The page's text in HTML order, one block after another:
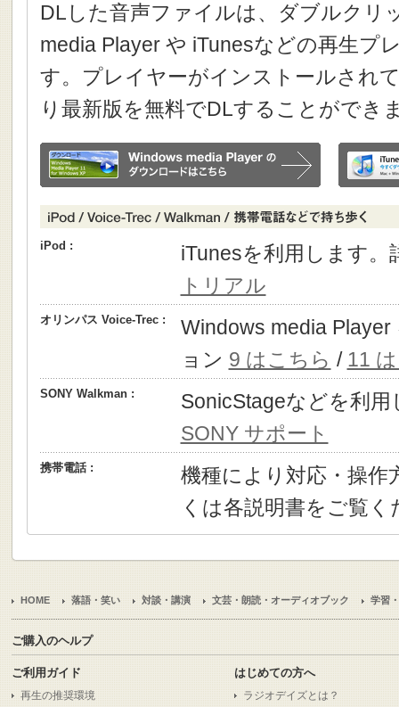
DLした音声ファイルは、ダブルクリ
media Player や iTunesなどの再生プ
す。プレイヤーがインストールされ
り最新版を無料でDLすることができ
iPod :
iTunesを利用します
トリアル
オリンパス Voice-Trec :
Windows media
ョン 9 はこちら / 11
SONY Walkman :
SonicStageなどを利
SONY サポート
携帯電話 :
機種により対応・操作
くは各説明書をご覧く
HOME 落語・笑い 対談・講演 文芸・朗読・オーディオブック 学習
ご購入のヘルプ
ご利用ガイド
再生の推奨環境
はじめての方へ
ラジオデイズとは？